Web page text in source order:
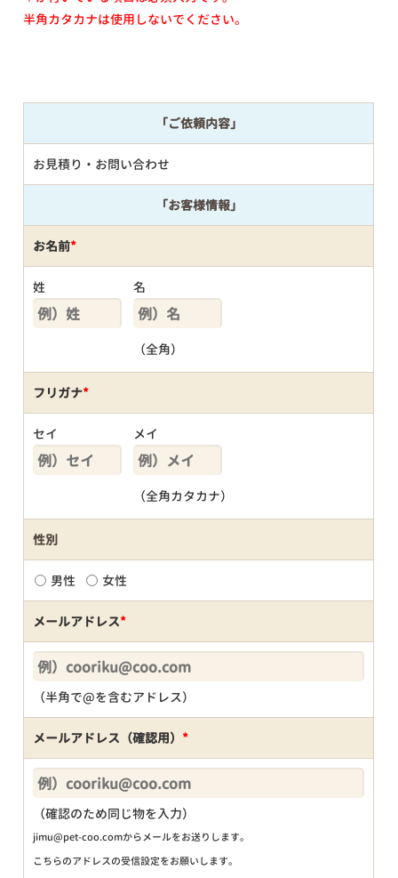
半角カタカナは使用しないでください。
「ご依頼内容」
お見積り・お問い合わせ
「お客様情報」
お名前*
姓 名
（全角）
フリガナ*
セイ メイ
（全角カタカナ）
性別
男性 女性
メールアドレス*
（半角で@を含むアドレス）
メールアドレス（確認用） *
（確認のため同じ物を入力）
jimu@pet-coo.comからメールをお送りします。
こちらのアドレスの受信設定をお願いします。